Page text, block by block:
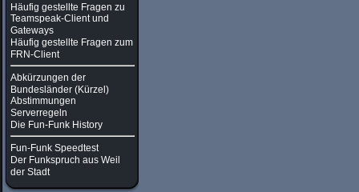
Häufig gestellte Fragen zu
Teamspeak-Client und
Gateways
Häufig gestellte Fragen zum
FRN-Client
Abkürzungen der
Bundesländer (Kürzel)
Abstimmungen
Serverregeln
Die Fun-Funk History
Fun-Funk Speedtest
Der Funkspruch aus Weil
der Stadt